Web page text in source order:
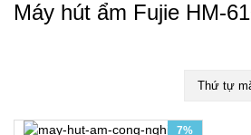
Máy hút ẩm Fujie HM-
7%